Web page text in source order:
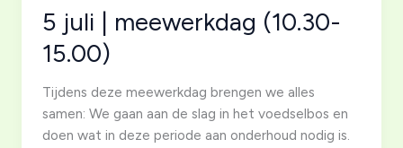
5 juli | meewerkdag (10.30-
15.00)
Tijdens deze meewerkdag brengen we alles
samen: We gaan aan de slag in het voedselbos en
doen wat in deze periode aan onderhoud nodig is.